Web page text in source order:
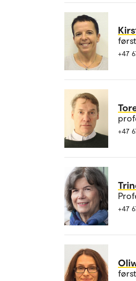
+47
+47
+47